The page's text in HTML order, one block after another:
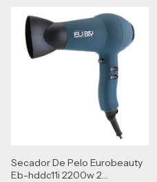
Secador De Pelo Eurobeauty
Eb-hddc11i 2200w 2